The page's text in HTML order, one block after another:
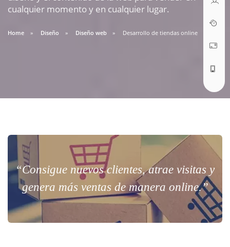
cualquier momento y en cualquier lugar.
Home Diseño Diseño web Desarrollo de tiendas online
“Consigue nuevos clientes, atrae visitas y
genera más ventas de manera online.”
ABRIR TICKET